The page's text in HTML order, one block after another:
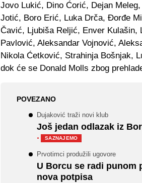
Jovo Lukić, Dino Ćorić, Dejan
Jotić, Boro Erić, Luka Drča, Đorđe
Čavić, Ljubiša Reljić, Enver Kulašin,
Pavlović, Aleksandar Vojnović,
Nikola Ćetković, Strahinja Bošnjak,
dok će se Donald Molls zbog
POVEZANO
Dujaković traži novi klub
Još jedan odlazak iz
·
SAZNAJEMO
Prvotimci produžili ugovore
U Borcu se radi punom
nova potpisa